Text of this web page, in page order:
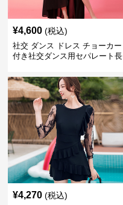
¥4,600 (税込)
社交 ダンス ドレス チョーカー
付き社交ダンス用セパレート長
¥4,270 (税込)